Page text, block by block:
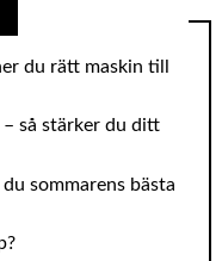
du rätt maskin till
så stärker du ditt
sommarens bästa